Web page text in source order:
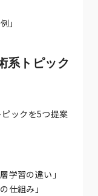
」
系トピック
ピックを5つ提案
学習の違い」
仕組み」